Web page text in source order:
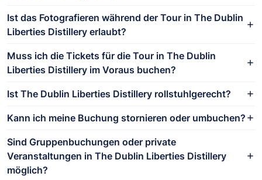
Ist das Fotografieren während der Tour in The Dublin
Liberties Distillery erlaubt?
Muss ich die Tickets für die Tour in The Dublin
Liberties Distillery im Voraus buchen?
Ist The Dublin Liberties Distillery rollstuhlgerecht?
Kann ich meine Buchung stornieren oder umbuchen?
Sind Gruppenbuchungen oder private
Veranstaltungen in The Dublin Liberties Distillery
möglich?